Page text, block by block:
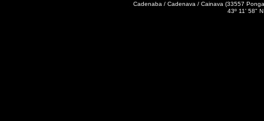
Cadenaba / Cadenava / Cainava (33557
43º 11' 58"